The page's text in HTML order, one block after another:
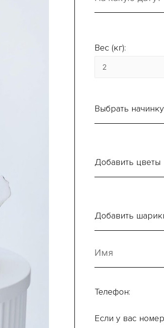
Вес (кг):
Выбрать начинку
Добавить цветы
Добавить
Телефон:
Если у вас